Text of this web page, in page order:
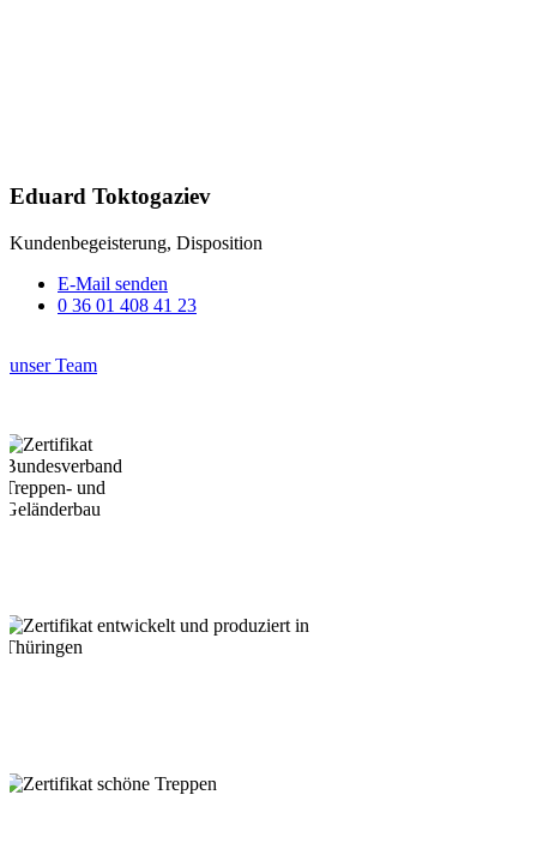
Eduard Toktogaziev
Kundenbegeisterung, Disposition
E-Mail senden
0 36 01 408 41 23
unser Team